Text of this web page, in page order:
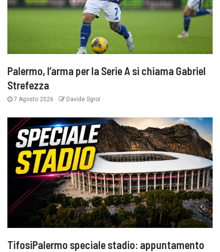
Palermo, l’arma per la Serie A si chiama Gabriel
Strefezza
7 Agosto 2026 Davide Sgroi
TifosiPalermo speciale stadio: appuntamento